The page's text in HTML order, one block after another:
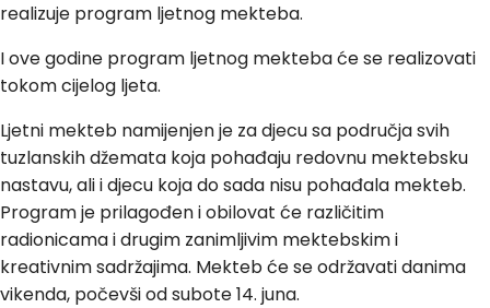
realizuje program ljetnog mekteba.
I ove godine program ljetnog mekteba će se realizovati
tokom cijelog ljeta.
Ljetni mekteb namijenjen je za djecu sa područja svih
tuzlanskih džemata koja pohađaju redovnu mektebsku
nastavu, ali i djecu koja do sada nisu pohađala mekteb.
Program je prilagođen i obilovat će različitim
radionicama i drugim zanimljivim mektebskim i
kreativnim sadržajima. Mekteb će se održavati danima
vikenda, počevši od subote 14. juna.